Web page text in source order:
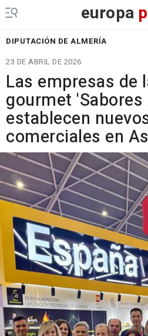
europa
DIPUTACIÓN DE ALMERÍA
23 DE ABRIL DE 2026
Las empresas de
gourmet
establecen
comerciales en